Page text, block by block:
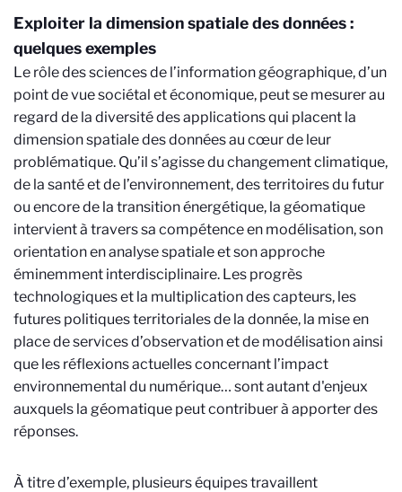
Exploiter la dimension spatiale des données :
quelques exemples
Le rôle des sciences de l’information géographique, d’un
point de vue sociétal et économique, peut se mesurer au
regard de la diversité des applications qui placent la
dimension spatiale des données au cœur de leur
problématique. Qu’il s’agisse du changement climatique,
de la santé et de l’environnement, des territoires du futur
ou encore de la transition énergétique, la géomatique
intervient à travers sa compétence en modélisation, son
orientation en analyse spatiale et son approche
éminemment interdisciplinaire. Les progrès
technologiques et la multiplication des capteurs, les
futures politiques territoriales de la donnée, la mise en
place de services d’observation et de modélisation ainsi
que les réflexions actuelles concernant l’impact
environnemental du numérique… sont autant d'enjeux
auxquels la géomatique peut contribuer à apporter des
réponses.
À titre d’exemple, plusieurs équipes travaillent